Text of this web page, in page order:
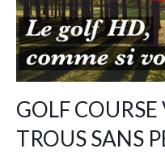
GOLF
TROUS SANS